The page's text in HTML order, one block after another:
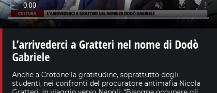
L’arrivederci a Gratteri nel nome di Dodò
Gabriele
Anche a Crotone la gratitudine, soprattutto degli
studenti, nei confronti del procuratore antimafia Nicola